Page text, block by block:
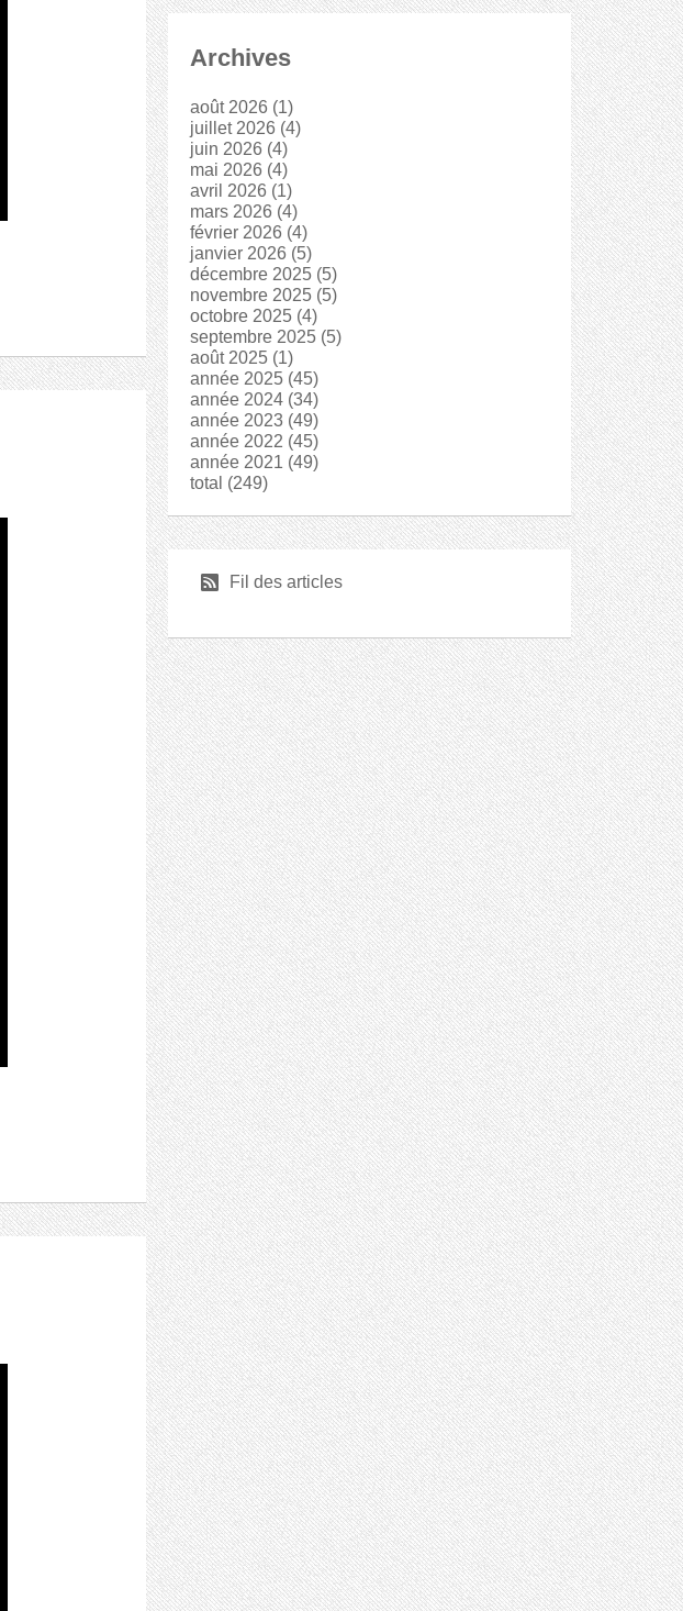
Archives
août 2026 (1)
juillet 2026 (4)
juin 2026 (4)
mai 2026 (4)
avril 2026 (1)
mars 2026 (4)
février 2026 (4)
janvier 2026 (5)
décembre 2025 (5)
novembre 2025 (5)
octobre 2025 (4)
septembre 2025 (5)
août 2025 (1)
année 2025 (45)
année 2024 (34)
année 2023 (49)
année 2022 (45)
année 2021 (49)
total (249)
r Fil des articles